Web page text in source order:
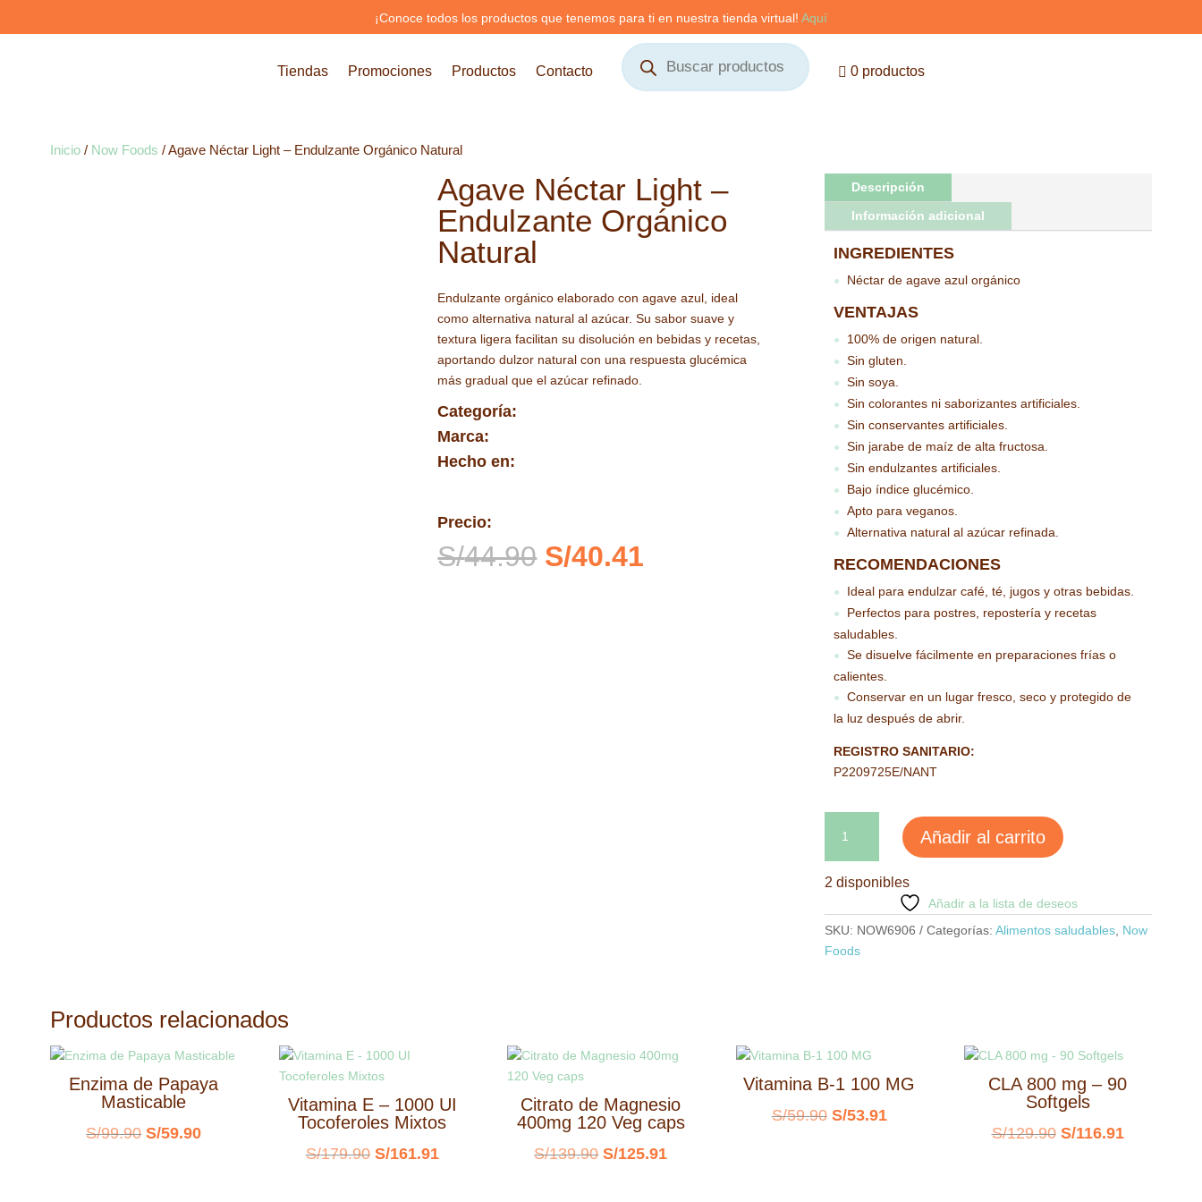
¡Conoce todos los productos que tenemos para ti en nuestra tienda virtual! Aquí
Tiendas Promociones Productos Contacto
Búsqueda
de
productos
0 productos
Inicio / Now Foods / Agave Néctar Light – Endulzante Orgánico Natural
Agave Néctar Light –
Endulzante Orgánico
Natural
Endulzante orgánico elaborado con agave azul, ideal
como alternativa natural al azúcar. Su sabor suave y
textura ligera facilitan su disolución en bebidas y recetas,
aportando dulzor natural con una respuesta glucémica
más gradual que el azúcar refinado.
Categoría:
Marca:
Hecho en:
Precio:
S/44.90 El
precio
S/40.41
Descripción
Información adicional
INGREDIENTES
● Néctar de agave azul orgánico
VENTAJAS
● 100% de origen natural.
● Sin gluten.
● Sin soya.
● Sin colorantes ni saborizantes artificiales.
● Sin conservantes artificiales.
● Sin jarabe de maíz de alta fructosa.
● Sin endulzantes artificiales.
● Bajo índice glucémico.
● Apto para veganos.
● Alternativa natural al azúcar refinada.
RECOMENDACIONES
● Ideal para endulzar café, té, jugos y otras bebidas.
●
Perfectos para postres, repostería y recetas
saludables.
●
Se disuelve fácilmente en preparaciones frías o
calientes.
●
Conservar en un lugar fresco, seco y protegido de
la luz después de abrir.
REGISTRO SANITARIO:
P2209725E/NANT
2 disponibles
Néctar
Light
–
Orgánico
Natural
Añadir al carrito
Añadir a la lista de deseos
SKU: NOW6906 Categorías:Alimentos saludables Now
Foods
Productos relacionados
Enzima de Papaya
Masticable
S/99.90 El
S/59.90El
Vitamina E – 1000 UI
Tocoferoles Mixtos
S/179.90 El
S/161.91
Citrato de Magnesio
400mg 120 Veg caps
S/139.90 El
S/125.91
Vitamina B-1 100 MG
S/59.90 El
S/53.91
CLA 800 mg – 90
Softgels
S/129.90 El
S/116.91